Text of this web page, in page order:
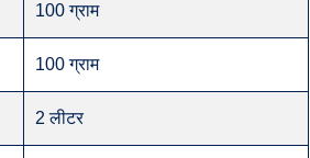
100 ग्राम
100 ग्राम
2 लीटर